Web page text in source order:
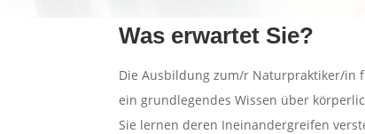
Was erwartet Sie?
Die Ausbildung zum/r Naturpraktiker/in
ein grundlegendes Wissen über
Sie lernen deren Ineinandergreifen